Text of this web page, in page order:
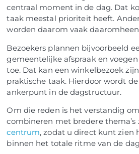
centraal moment in de dag. Dat
taak meestal prioriteit heeft.
worden daarom vaak
Bezoekers plannen bijvoorbeeld
gemeentelijke afspraak en
toe. Dat kan een winkelbezoek
praktische taak. Hierdoor wordt
ankerpunt in de dagstructuur.
Om die reden is het verstandig
combineren met bredere thema’s
centrum, zodat u direct kunt zien
binnen het totale ritme van de